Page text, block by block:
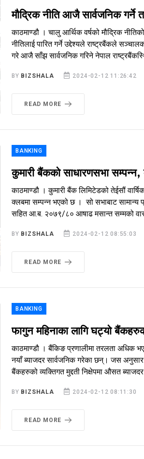
मौद्रिक नीति आजै सार्वजनिक
काठमाण्डौ । चालु आर्थिक वर्षको मौद्रिक
नीतिलाई पारित गर्ने उद्देश्यले राष्ट्रबैंकले
गरे आजै साँझ सार्वजनिक गरिने नेपाल
BY BIZSHALA 2024-02-12 11:26:42
READ MORE
BANKING
कुमारी बैंकको साधारणसभा
काठमाण्डौ । कुमारी बैंक लिमिटेडको तेईसौं
क्लबमा सम्पन्न भएको छ । सो सभाबाट सामान्य
सहित आ.ब. २०७९/८० आषाढ मसान्त सम्मको
BY BIZSHALA 2024-02-12 08:55:03
READ MORE
BANKING
फागुन महिनाका लागि घट्यो
काठमाण्डौ । बैंकिङ प्रणालीमा तरलता अधिक
नयाँ ब्याजदर सार्वजनिक गरेका छन्। जस अनुसार
बैंकहरुको व्यक्तिगत मुद्दती निक्षेपमा औसत
BY BIZSHALA 2024-02-12 08:11:30
READ MORE